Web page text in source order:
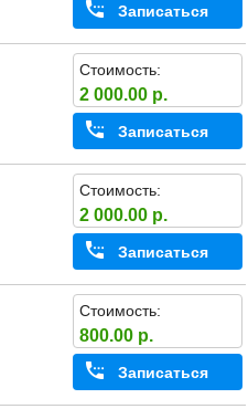
Записаться
Стоимость:
2 000.00 р.
Записаться
Стоимость:
2 000.00 р.
Записаться
Стоимость:
800.00 р.
Записаться